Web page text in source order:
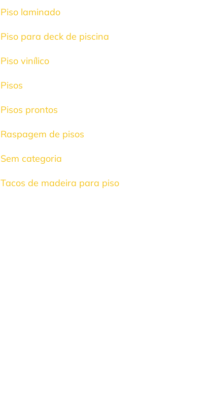
Piso laminado
Piso para deck de piscina
Piso vinílico
Pisos
Pisos prontos
Raspagem de pisos
Sem categoria
Tacos de madeira para piso